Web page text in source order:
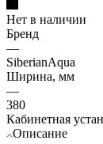
Нет в наличии
Бренд
—
SiberianAqua
Ширина, мм
—
380
Кабинетная
Описание